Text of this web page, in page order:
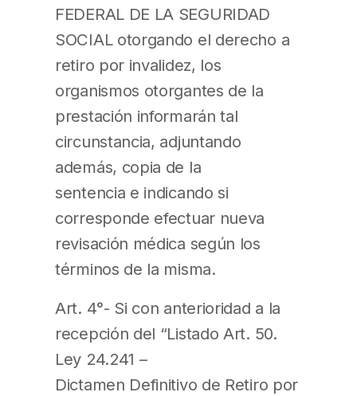
FEDERAL DE LA SEGURIDAD
SOCIAL otorgando el derecho a
retiro por invalidez, los
organismos otorgantes de la
prestación informarán tal
circunstancia, adjuntando
además, copia de la
sentencia e indicando si
corresponde efectuar nueva
revisación médica según los
términos de la misma.
Art. 4°- Si con anterioridad a la
recepción del “Listado Art. 50.
Ley 24.241 –
Dictamen Definitivo de Retiro por